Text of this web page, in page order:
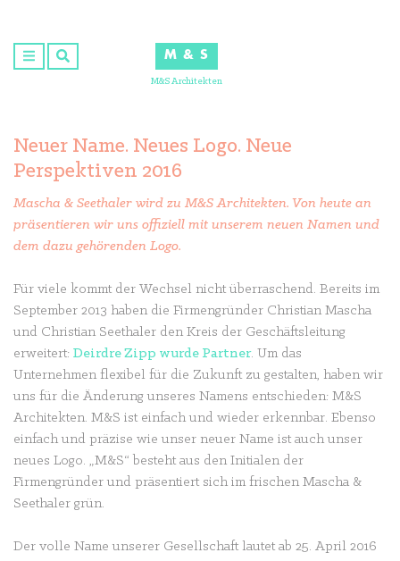
content
M & S
M&S Architekten
Neuer Name. Neues Logo. Neue
Perspektiven 2016
Mascha & Seethaler wird zu M&S Architekten. Von heute an
präsentieren wir uns offiziell mit unserem neuen Namen und
dem dazu gehörenden Logo.
Für viele kommt der Wechsel nicht überraschend. Bereits im
September 2013 haben die Firmengründer Christian Mascha
und Christian Seethaler den Kreis der Geschäftsleitung
erweitert: Deirdre Zipp wurde Partner. Um das
Unternehmen flexibel für die Zukunft zu gestalten, haben wir
uns für die Änderung unseres Namens entschieden: M&S
Architekten. M&S ist einfach und wieder erkennbar. Ebenso
einfach und präzise wie unser neuer Name ist auch unser
neues Logo. „M&S“ besteht aus den Initialen der
Firmengründer und präsentiert sich im frischen Mascha &
Seethaler grün.
Der volle Name unserer Gesellschaft lautet ab 25. April 2016